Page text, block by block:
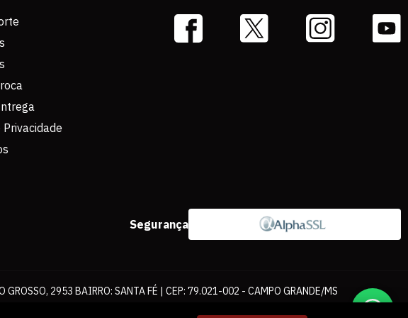
Segurança
2953 BAIRRO: SANTA FÉ | CEP: 79.021-002 - CAMPO GRANDE/MS